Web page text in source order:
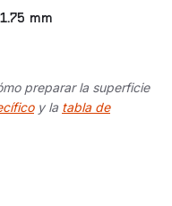
1.75 mm
preparar la superficie
y la tabla de